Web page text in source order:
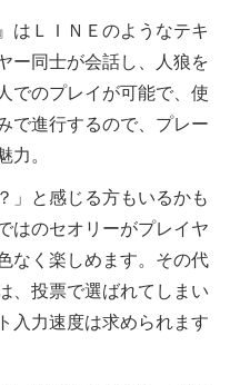
はＬＩＮＥのようなテキ
ー同士が会話し、人狼を
でのプレイが可能で、使
で進行するので、プレー
力。
」と感じる方もいるかも
はのセオリーがプレイヤ
なく楽しめます。その代
、投票で選ばれてしまい
入力速度は求められます